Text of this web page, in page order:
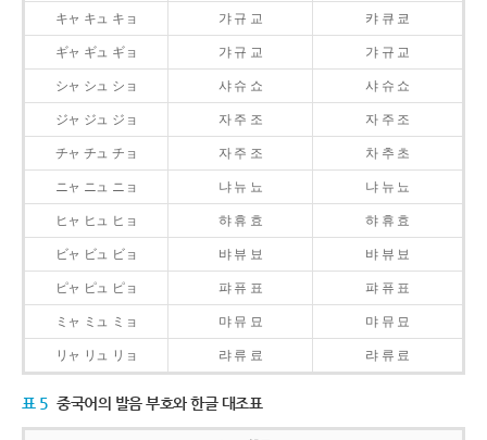
キャ キュ キョ 갸 규 교 캬 큐 쿄
ギャ ギュ ギョ 갸 규 교 갸 규 교
シャ シュ ショ 샤 슈 쇼 샤 슈 쇼
ジャ ジュ ジョ 자 주 조 자 주 조
チャ チュ チョ 자 주 조 차 추 초
ニャ ニュ ニョ 냐 뉴 뇨 냐 뉴 뇨
ヒャ ヒュ ヒョ 햐 휴 효 햐 휴 효
ビャ ビュ ビョ 뱌 뷰 뵤 뱌 뷰 뵤
ピャ ピュ ピョ 퍄 퓨 표 퍄 퓨 표
ミャ ミュ ミョ 먀 뮤 묘 먀 뮤 묘
リャ リュ リョ 랴 류 료 랴 류 료
표 5 중국어의 발음 부호와 한글 대조표